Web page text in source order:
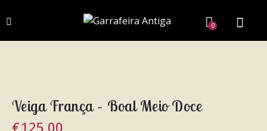
0
Veiga França – Boal Meio Doce
€125,00